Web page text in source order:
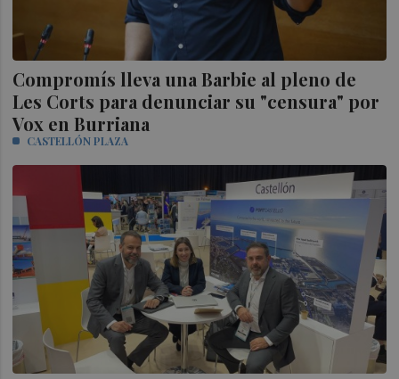
Compromís lleva una Barbie al pleno de
Les Corts para denunciar su "censura" por
Vox en Burriana
CASTELLÓN PLAZA